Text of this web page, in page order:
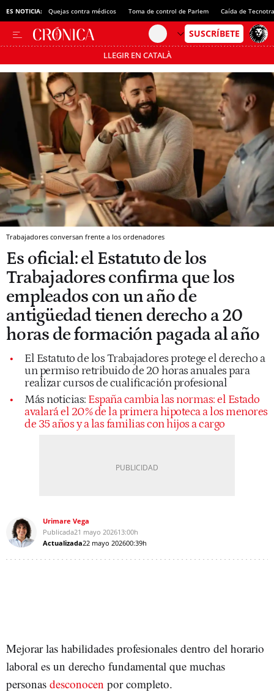
ES NOTICIA: Quejas contra médicos Toma de control de Parlem Caída de
LLEGIR EN CATALÀ
Pásate al MODO AHORRO
Trabajadores conversan frente a los ordenadores
Es oficial: el Estatuto de los
Trabajadores confirma que los
empleados con un año de
antigüedad tienen derecho a 20
horas de formación pagada al año
El Estatuto de los Trabajadores protege el derecho a
un permiso retribuido de 20 horas anuales para
realizar cursos de cualificación profesional
Más noticias: España cambia las normas: el Estado
avalará el 20% de la primera hipoteca a los menores
de 35 años y a las familias con hijos a cargo
Urimare Vega
Publicada21 mayo 202613:00h
Actualizada22 mayo 202600:39h
Mejorar las habilidades profesionales dentro del horario
laboral es un derecho fundamental que muchas
personas desconocen por completo.